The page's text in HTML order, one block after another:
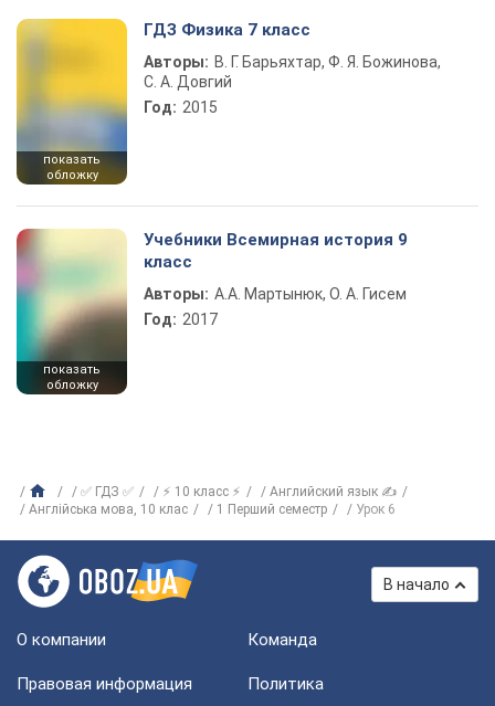
показать
обложку
ГДЗ Физика 7 класс
Авторы: В. Г. Барьяхтар, Ф. Я. Божинова,
С. А. Довгий
Год: 2015
показать
обложку
Учебники Всемирная история 9
класс
Авторы: А.А. Мартынюк, О. А. Гисем
Год: 2017
✅ ГДЗ ✅ ⚡ 10 класс ⚡
Английский язык ✍
Англiйська мова, 10 клас
1 Перший семестр Урок 6
В начало
О компании Команда
Правовая информация
Политика